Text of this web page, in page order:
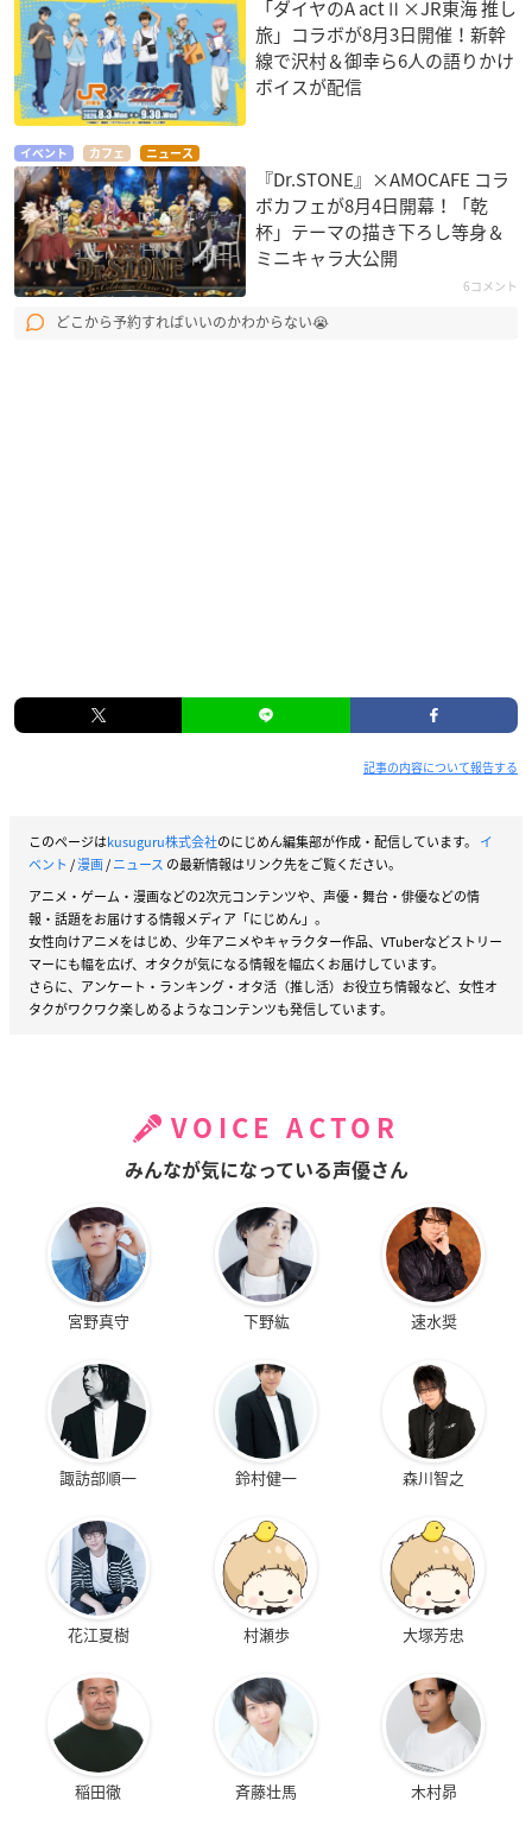
「ダイヤのA actⅡ×JR東海 推し
旅」コラボが8月3日開催！新幹
線で沢村＆御幸ら6人の語りかけ
ボイスが配信
イベント カフェ ニュース
『Dr.STONE』×AMOCAFE コラ
ボカフェが8月4日開幕！「乾
杯」テーマの描き下ろし等身＆
ミニキャラ大公開
6コメント
どこから予約すればいいのかわからない😭
記事の内容について報告する
このページはkusuguru株式会社のにじめん編集部が作成・配信しています。 イ
ベント /漫画/ニュース の最新情報はリンク先をご覧ください。
アニメ・ゲーム・漫画などの2次元コンテンツや、声優・舞台・俳優などの情
報・話題をお届けする情報メディア「にじめん」。
女性向けアニメをはじめ、少年アニメやキャラクター作品、VTuberなどストリー
マーにも幅を広げ、オタクが気になる情報を幅広くお届けしています。
さらに、アンケート・ランキング・オタ活（推し活）お役立ち情報など、女性オ
タクがワクワク楽しめるようなコンテンツも発信しています。
VOICE ACTOR
みんなが気になっている声優さん
宮野真守 下野紘 速水奨
諏訪部順一 鈴村健一 森川智之
花江夏樹 村瀬歩 大塚芳忠
稲田徹 斉藤壮馬 木村昴